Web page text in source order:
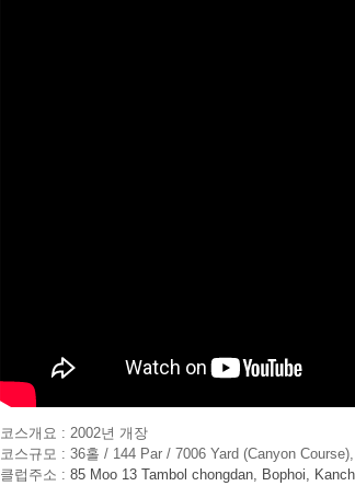
코스개요 : 2002년 개장
코스규모 : 36홀 / 144 Par / 7006 Yard (Canyon
클럽주소 : 85 Moo 13 Tambol chongdan, Bophoi,